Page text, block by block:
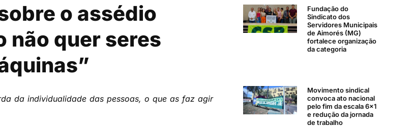
o assédio
não quer seres
da individualidade das pessoas, o que as faz agir
Fundação do
Sindicato dos
Servidores Municipais
de Aimorés (MG)
fortalece organização
da categoria
Movimento sindical
convoca ato nacional
pelo fim da escala 6×1
e redução da jornada
de trabalho